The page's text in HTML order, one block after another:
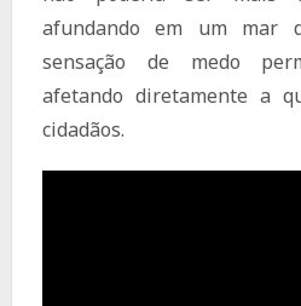
afundando em um mar
sensação de medo
afetando diretamente a
cidadãos.